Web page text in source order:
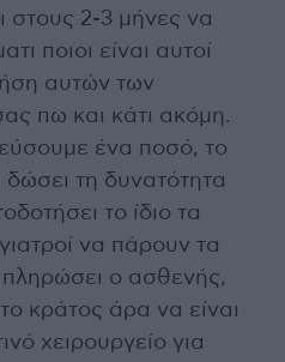
στους 2-3 μήνες να
ποιοι είναι αυτοί
αυτών των
πω και κάτι ακόμη.
ένα ποσό, το
τη δυνατότητα
το ίδιο τα
να πάρουν τα
ο ασθενής,
κράτος άρα να είναι
χειρουργείο για